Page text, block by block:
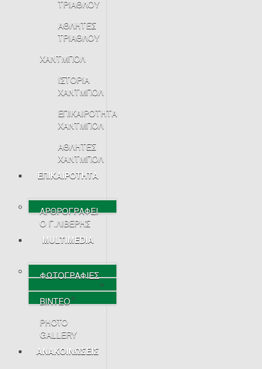
ΤΡΙΑΘΛΟΥ
ΑΘΛΗΤΕΣ
ΤΡΙΑΘΛΟΥ
ΧΑΝΤΜΠΟΛ
ΙΣΤΟΡΙΑ
ΧΑΝΤΜΠΟΛ
ΕΠΙΚΑΙΡΟΤΗΤΑ
ΧΑΝΤΜΠΟΛ
ΑΘΛΗΤΕΣ
ΧΑΝΤΜΠΟΛ
ΕΠΙΚΑΙΡΟΤΗΤΑ
ΑΡΘΡΟΓΡΑΦΕΙ
Ο Γ.ΛΙΒΕΡΗΣ
MULTIMEDIA
ΦΩΤΟΓΡΑΦΙΕΣ
ΒΙΝΤΕΟ
PHOTO
GALLERY
ΑΝΑΚΟΙΝΩΣΕΙΣ